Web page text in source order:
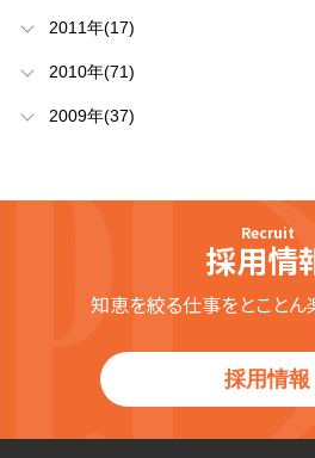
2011年(17)
2010年(71)
2009年(37)
Recruit
採用情
知恵を絞る仕事をとことん
採用情報